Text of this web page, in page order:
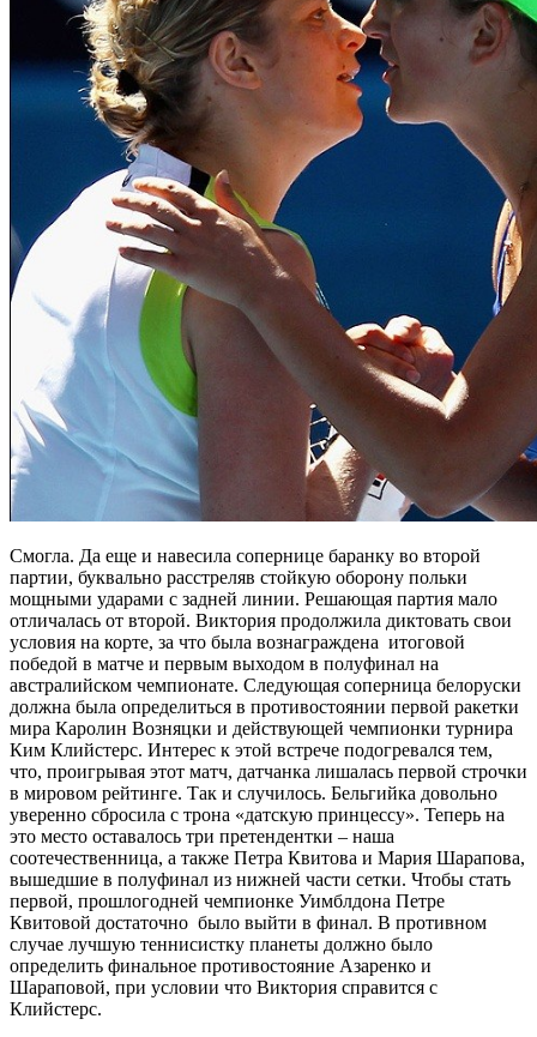
Смогла. Да еще и навесила сопернице баранку во второй
партии, буквально расстреляв стойкую оборону польки
мощными ударами с задней линии. Решающая партия мало
отличалась от второй. Виктория продолжила диктовать свои
условия на корте, за что была вознаграждена итоговой
победой в матче и первым выходом в полуфинал на
австралийском чемпионате. Следующая соперница белоруски
должна была определиться в противостоянии первой ракетки
мира Каролин Возняцки и действующей чемпионки турнира
Ким Клийстерс. Интерес к этой встрече подогревался тем,
что, проигрывая этот матч, датчанка лишалась первой строчки
в мировом рейтинге. Так и случилось. Бельгийка довольно
уверенно сбросила с трона «датскую принцессу». Теперь на
это место оставалось три претендентки – наша
соотечественница, а также Петра Квитова и Мария Шарапова,
вышедшие в полуфинал из нижней части сетки. Чтобы стать
первой, прошлогодней чемпионке Уимблдона Петре
Квитовой достаточно было выйти в финал. В противном
случае лучшую теннисистку планеты должно было
определить финальное противостояние Азаренко и
Шараповой, при условии что Виктория справится с
Клийстерс.